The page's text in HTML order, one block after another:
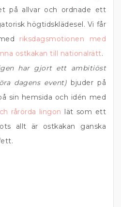
på allvar och ordnade ett
högtidsklädesel. Vi får
riksdagsmotionen med
ostkakan till nationalrätt.
har gjort ett ambitiöst
dagens event) bjuder på
sin hemsida och idén med
rårörda lingon lät som ett
allt är ostkakan ganska